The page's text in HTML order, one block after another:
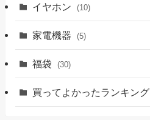
イヤホン (10)
家電機器 (5)
福袋 (30)
買ってよかったランキング